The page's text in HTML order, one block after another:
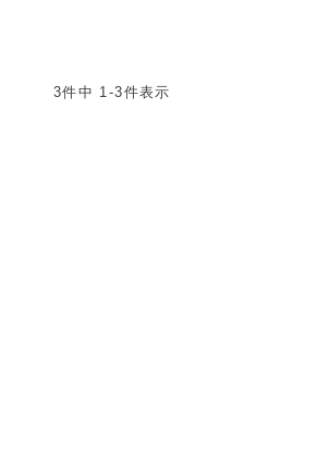
3件中 1-3件表示